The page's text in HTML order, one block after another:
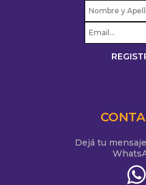
Dejá tu